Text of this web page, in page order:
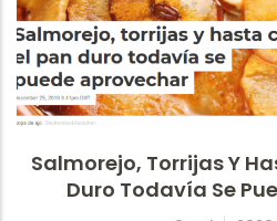
Salmorejo, Torrijas Y
Duro Todavía Se